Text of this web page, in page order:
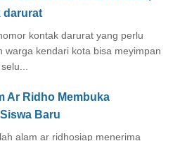
darurat
kontak darurat yang perlu
warga kendari kota bisa meyimpan
Ar Ridho Membuka
Baru
alam ar ridhosiap menerima